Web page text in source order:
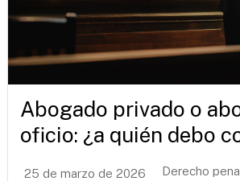
Abogado privado o
oficio: ¿a quién debo
25 de marzo de 2026 Derecho